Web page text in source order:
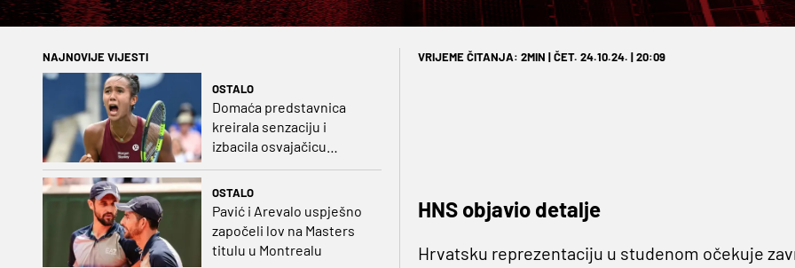
NAJNOVIJE VIJESTI
OSTALO
Domaća predstavnica
kreirala senzaciju i
izbacila osvajačicu
OSTALO
Pavić i Arevalo uspješno
započeli lov na Masters
titulu u Montrealu
VRIJEME ČITANJA: 2MIN | ČET. 24.10.24. | 20:09
HNS objavio detalje
Hrvatsku reprezentaciju u studenom očekuje